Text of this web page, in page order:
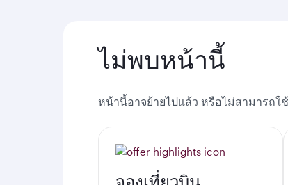
ไม่พบหน้านี้
หน้านี้อาจย้ายไปแล้ว หรือไม่สามารถ